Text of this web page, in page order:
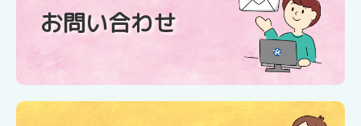
お問い合わせ